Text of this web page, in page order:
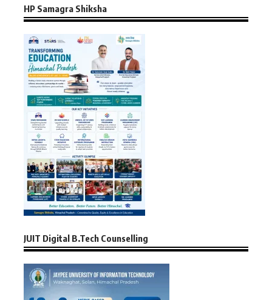
HP Samagra Shiksha
JUIT Digital B.Tech Counselling